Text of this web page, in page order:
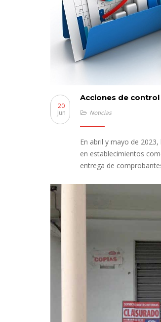
Acciones de
20
Jun
Noticias
En abril y mayo de
en establecimientos
entrega de